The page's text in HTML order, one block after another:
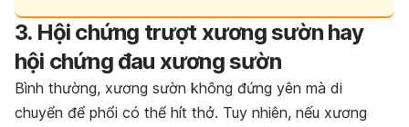
3. Hội chứng trượt xương sườn hay
hội chứng đau xương sườn
Bình thường, xương sườn không đứng yên mà di
chuyển để phổi có thể hít thở. Tuy nhiên, nếu xương